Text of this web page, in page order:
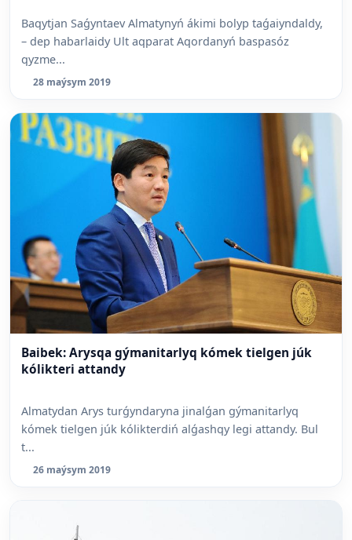
Baqytjan Saǵyntaev Almatynyń ákimi bolyp taǵaiyndaldy,
– dep habarlaidy Ult aqparat Aqordanyń baspasóz
qyzme...
28 maýsym 2019
Baibek: Arysqa gýmanitarlyq kómek tielgen júk
kólikteri attandy
Almatydan Arys turǵyndaryna jinalǵan gýmanitarlyq
kómek tielgen júk kólikterdiń alǵashqy legi attandy. Bul
t...
26 maýsym 2019